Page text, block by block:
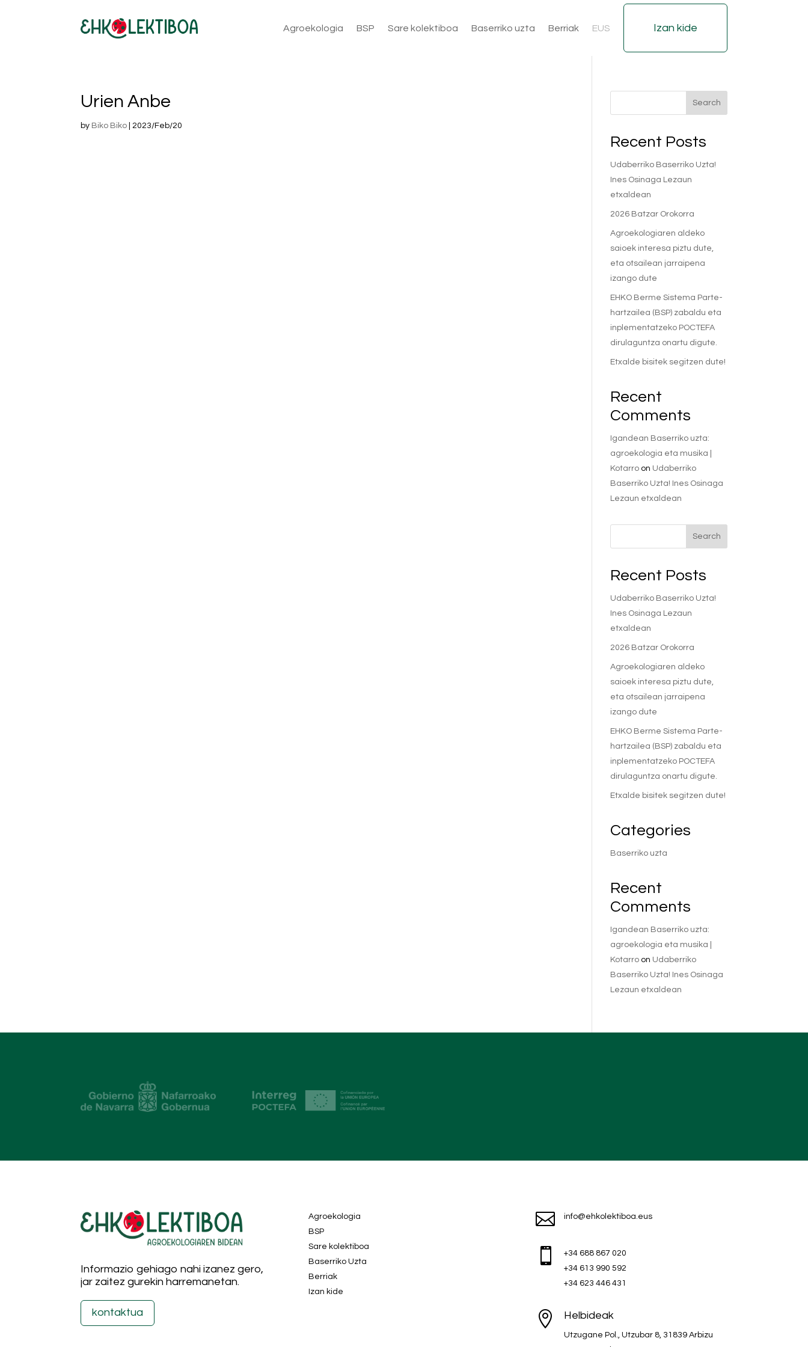
Agroekologia BSP Sare kolektiboa Baserriko uzta Berriak EUS Izan kide
Urien Anbe
by Biko Biko |2023/Feb/20
Search
Recent Posts
Udaberriko Baserriko Uzta!
Ines Osinaga Lezaun
etxaldean
2026 Batzar Orokorra
Agroekologiaren aldeko
saioek interesa piztu dute,
eta otsailean jarraipena
izango dute
EHKO Berme Sistema Parte-
hartzailea (BSP) zabaldu eta
inplementatzeko POCTEFA
dirulaguntza onartu digute.
Etxalde bisitek segitzen dute!
Recent
Comments
Igandean Baserriko uzta:
agroekologia eta musika |
Kotarro on Udaberriko
Baserriko Uzta! Ines Osinaga
Lezaun etxaldean
Search
Recent Posts
Udaberriko Baserriko Uzta!
Ines Osinaga Lezaun
etxaldean
2026 Batzar Orokorra
Agroekologiaren aldeko
saioek interesa piztu dute,
eta otsailean jarraipena
izango dute
EHKO Berme Sistema Parte-
hartzailea (BSP) zabaldu eta
inplementatzeko POCTEFA
dirulaguntza onartu digute.
Etxalde bisitek segitzen dute!
Categories
Baserriko uzta
Recent
Comments
Igandean Baserriko uzta:
agroekologia eta musika |
Kotarro on Udaberriko
Baserriko Uzta! Ines Osinaga
Lezaun etxaldean
Informazio gehiago nahi izanez gero,
jar zaitez gurekin harremanetan.
kontaktua
Agroekologia
BSP
Sare kolektiboa
Baserriko Uzta
Berriak
Izan kide
 info@ehkolektiboa.eus

+34 688 867 020
+34 613 990 592
+34 623 446 431
 Helbideak
Utzugane Pol., Utzubar 8, 31839 Arbizu